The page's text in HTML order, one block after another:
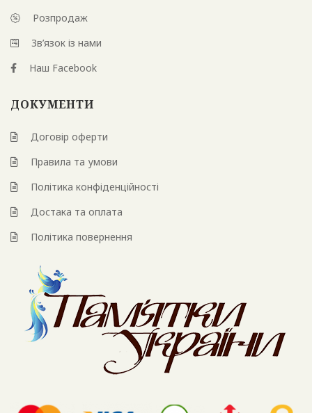
Розпродаж
Зв’язок із нами
Наш Facebook
ДОКУМЕНТИ
Договір оферти
Правила та умови
Політика конфіденційності
Достака та оплата
Політика повернення